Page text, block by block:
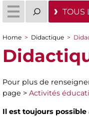
TOUS
You are here
Home > Didactique >
Pour plus de
page > Activités
Il est toujours